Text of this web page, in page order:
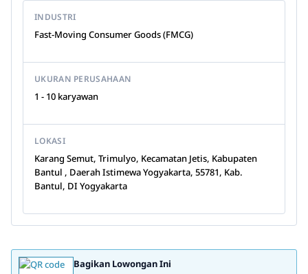
INDUSTRI
Fast-Moving Consumer Goods (FMCG)
UKURAN PERUSAHAAN
1 - 10 karyawan
LOKASI
Karang Semut, Trimulyo, Kecamatan Jetis, Kabupaten
Bantul , Daerah Istimewa Yogyakarta, 55781, Kab.
Bantul, DI Yogyakarta
Bagikan Lowongan Ini